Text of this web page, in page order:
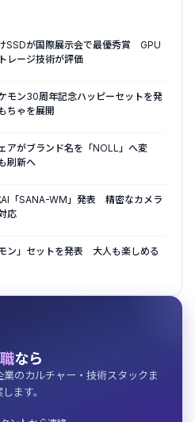
SSDが国際展示会で最優秀賞 GPU
レージ技術が評価
モン30周年記念ハッピーセットを発
ちゃを展開
アがブランド名を「NOLL」へ変
刷新へ
「SANA-WM」発表 精密なカメラ
応
ン」セットを発表 大人も楽しめる
なら
のカルチャー・技術スタックま
ます。